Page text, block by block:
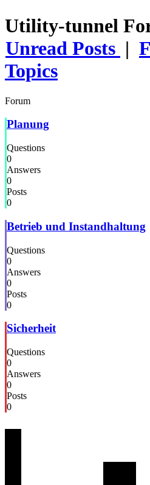
Utility-tunnel
Unread Posts |
Topics
Forum
Planung
Questions
0
Answers
0
Posts
0
Betrieb und Instandhaltung
Questions
0
Answers
0
Posts
0
Sicherheit
Questions
0
Answers
0
Posts
0